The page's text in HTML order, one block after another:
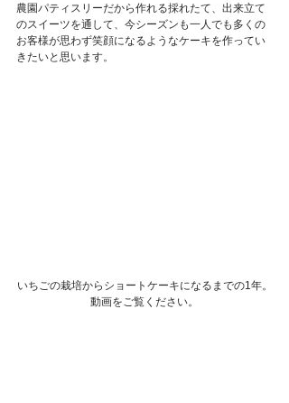
農園パティスリーだから作れる採れたて、出来立て
のスイーツを通して、今シーズンも一人でも多くの
お客様が思わず笑顔になるようなケーキを作ってい
きたいと思います。
いちごの栽培からショートケーキになるまでの1年。
動画をご覧ください。